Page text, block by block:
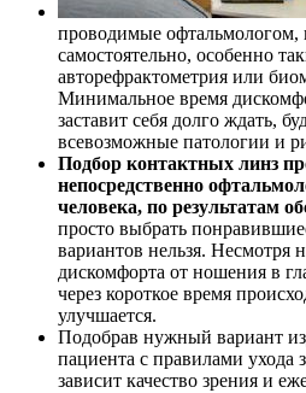
проводимые офтальмологом,
самостоятельно, особенно
авторефрактометрия или
Минимальное время
заставит себя долго ждать,
всевозможные патологии и
Подбор контактных линз
непосредственно
человека, по результатам
просто выбрать
вариантов нельзя. Несмотря
дискомфорта от ношения в
через короткое время
улучшается.
Подобрав нужный вариант
пациента с правилами ухода
зависит качество зрения и